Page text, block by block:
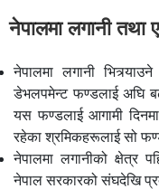
नेपालमा लगानी
नेपालमा लगानी
डेभलपमेन्ट फण्डलाई अघि
यस फण्डलाई आगामी
रहेका श्रमिकहरूलाई सो
नेपालमा लगानीको क्षेत्र
नेपाल सरकारको संघदेखि